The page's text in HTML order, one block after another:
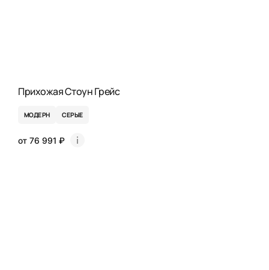
Прихожая Стоун Грейс
МОДЕРН СЕРЫЕ
от 76 991 ₽